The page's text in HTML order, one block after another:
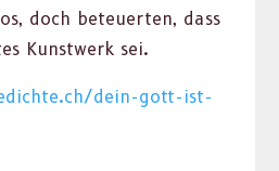
doch beteuerten, dass
Kunst­werk sei.
dein-gott-ist-